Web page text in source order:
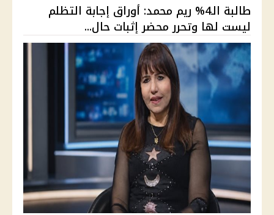
طالبة الـ4% ريم محمد: أوراق إجابة التظلم
ليست لها وتحرر محضر إثبات حال...